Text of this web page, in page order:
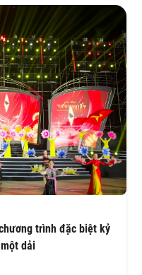
trình đặc biệt kỷ
dải